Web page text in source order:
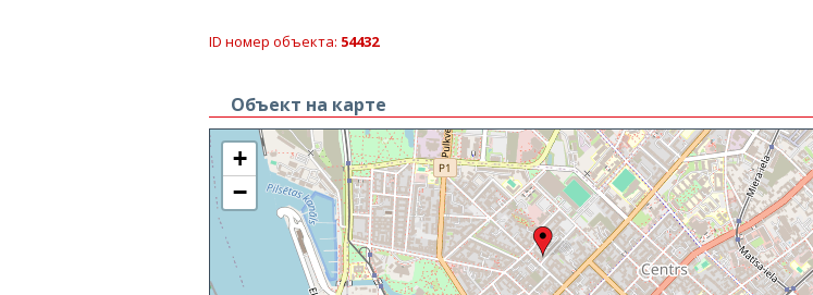
ID номер объекта: 54432
Объект на карте
+
−